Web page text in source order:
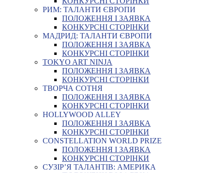
РИМ: ТАЛАНТИ ЄВРОПИ
ПОЛОЖЕННЯ І ЗАЯВКА
КОНКУРСНІ СТОРІНКИ
МАДРИД: ТАЛАНТИ ЄВРОПИ
ПОЛОЖЕННЯ І ЗАЯВКА
КОНКУРСНІ СТОРІНКИ
TOKYO ART NINJA
ПОЛОЖЕННЯ І ЗАЯВКА
КОНКУРСНІ СТОРІНКИ
ТВОРЧА СОТНЯ
ПОЛОЖЕННЯ І ЗАЯВКА
КОНКУРСНІ СТОРІНКИ
HOLLYWOOD ALLEY
ПОЛОЖЕННЯ І ЗАЯВКА
КОНКУРСНІ СТОРІНКИ
CONSTELLATION WORLD PRIZE
ПОЛОЖЕННЯ І ЗАЯВКА
КОНКУРСНІ СТОРІНКИ
СУЗІР’Я ТАЛАНТІВ: АМЕРИКА